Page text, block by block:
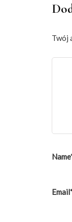
Twój
Name
Email